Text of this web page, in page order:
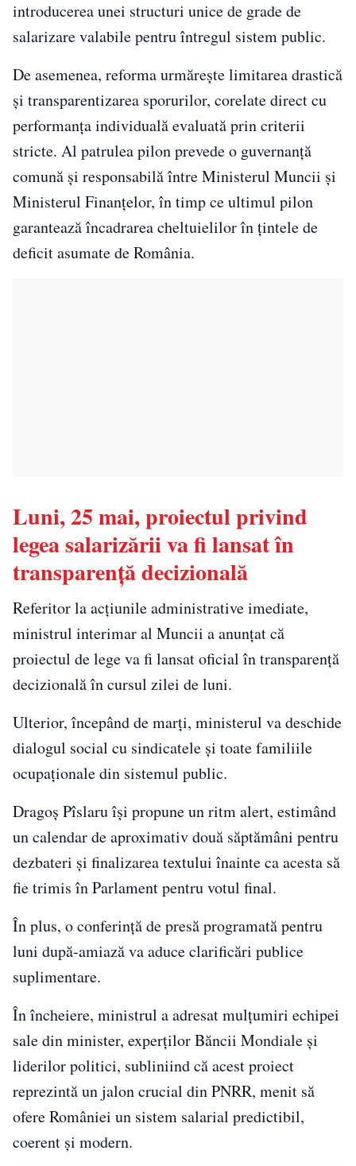
introducerea unei structuri unice de grade de
salarizare valabile pentru întregul sistem public.
De asemenea, reforma urmărește limitarea drastică
și transparentizarea sporurilor, corelate direct cu
performanța individuală evaluată prin criterii
stricte. Al patrulea pilon prevede o guvernanță
comună și responsabilă între Ministerul Muncii și
Ministerul Finanțelor, în timp ce ultimul pilon
garantează încadrarea cheltuielilor în țintele de
deficit asumate de România.
Luni, 25 mai, proiectul privind
legea salarizării va fi lansat în
transparență decizională
Referitor la acțiunile administrative imediate,
ministrul interimar al Muncii a anunțat că
proiectul de lege va fi lansat oficial în transparență
decizională în cursul zilei de luni.
Ulterior, începând de marți, ministerul va deschide
dialogul social cu sindicatele și toate familiile
ocupaționale din sistemul public.
Dragoș Pîslaru își propune un ritm alert, estimând
un calendar de aproximativ două săptămâni pentru
dezbateri și finalizarea textului înainte ca acesta să
fie trimis în Parlament pentru votul final.
În plus, o conferință de presă programată pentru
luni după-amiază va aduce clarificări publice
suplimentare.
În încheiere, ministrul a adresat mulțumiri echipei
sale din minister, experților Băncii Mondiale și
liderilor politici, subliniind că acest proiect
reprezintă un jalon crucial din PNRR, menit să
ofere României un sistem salarial predictibil,
coerent și modern.